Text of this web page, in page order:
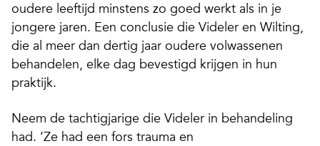
oudere leeftijd minstens zo goed werkt als in je
jongere jaren. Een conclusie die Videler en Wilting,
die al meer dan dertig jaar oudere volwassenen
behandelen, elke dag bevestigd krijgen in hun
praktijk.
Neem de tachtigjarige die Videler in behandeling
had. ‘Ze had een fors trauma en